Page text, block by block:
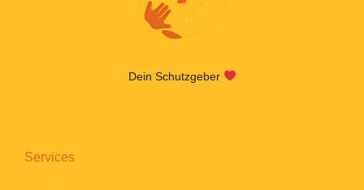
Dein Schutzgeber
Services